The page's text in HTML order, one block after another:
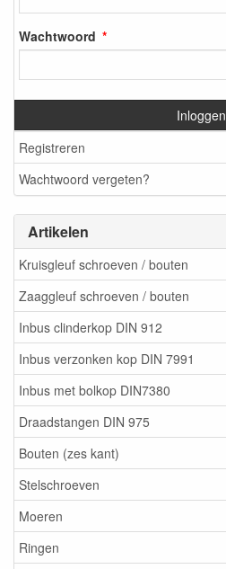
Wachtwoord
Inloggen
Registreren
Wachtwoord vergeten?
Artikelen
Kruisgleuf schroeven / bouten
Zaaggleuf schroeven / bouten
Inbus clinderkop DIN 912
Inbus verzonken kop DIN 7991
Inbus met bolkop DIN7380
Draadstangen DIN 975
Bouten (zes kant)
Stelschroeven
Moeren
Ringen